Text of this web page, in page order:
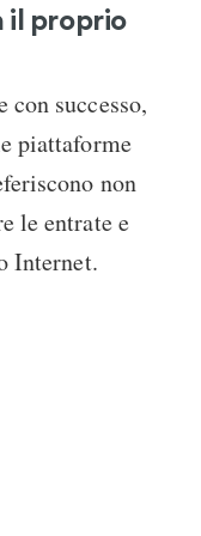
il proprio
con successo,
piattaforme
non
le entrate e
Internet.